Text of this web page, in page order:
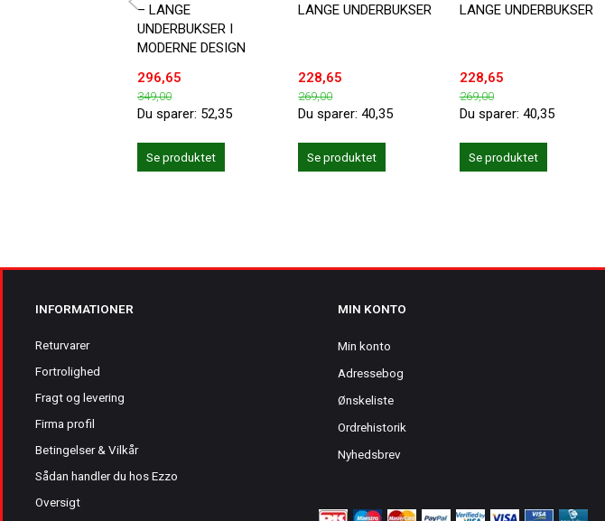
– LANGE
UNDERBUKSER I
MODERNE DESIGN
296,65
349,00
Du sparer: 52,35
Se produktet
LANGE UNDERBUKSER
228,65
269,00
Du sparer:40,35
Se produktet
LANGE UNDERBUKSER
228,65
269,00
Du sparer: 40,35
Se produktet
INFORMATIONER
Returvarer
Fortrolighed
Fragt og levering
Firma profil
Betingelser & Vilkår
Sådan handler du hos Ezzo
Oversigt
MIN KONTO
Min konto
Adressebog
Ønskeliste
Ordrehistorik
Nyhedsbrev